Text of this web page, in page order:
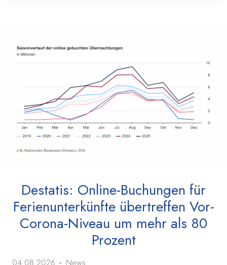
Destatis: Online-Buchungen für
Ferienunterkünfte übertreffen Vor-
Corona-Niveau um mehr als 80
Prozent